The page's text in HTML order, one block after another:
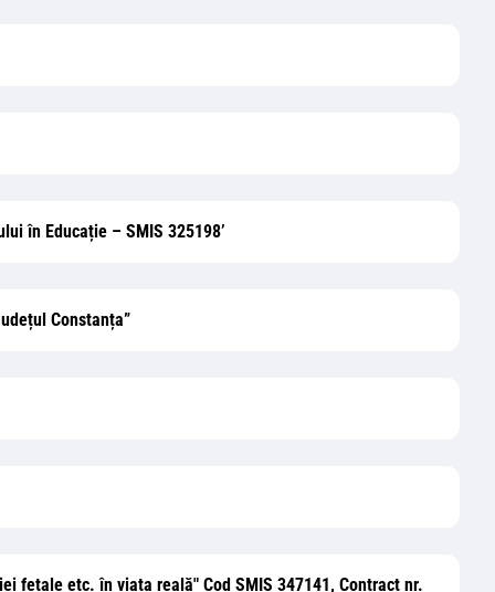
în Educație – SMIS 325198’
Constanța”
fetale etc. în viața reală" Cod SMIS 347141, Contract nr.